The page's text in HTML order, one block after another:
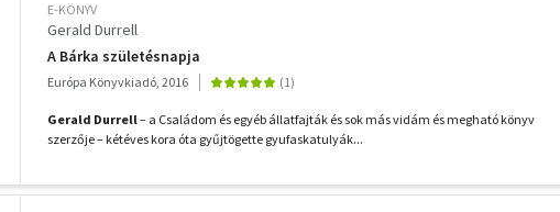
E-KÖNYV
Gerald Durrell
A Bárka születésnapja
Európa Könyvkiadó, 2016
Gerald Durrell– a Családom és egyéb állatfajták és sok más vidám és megható könyv
szerzője – kétéves kora óta gyűjtögette gyufaskatulyák...